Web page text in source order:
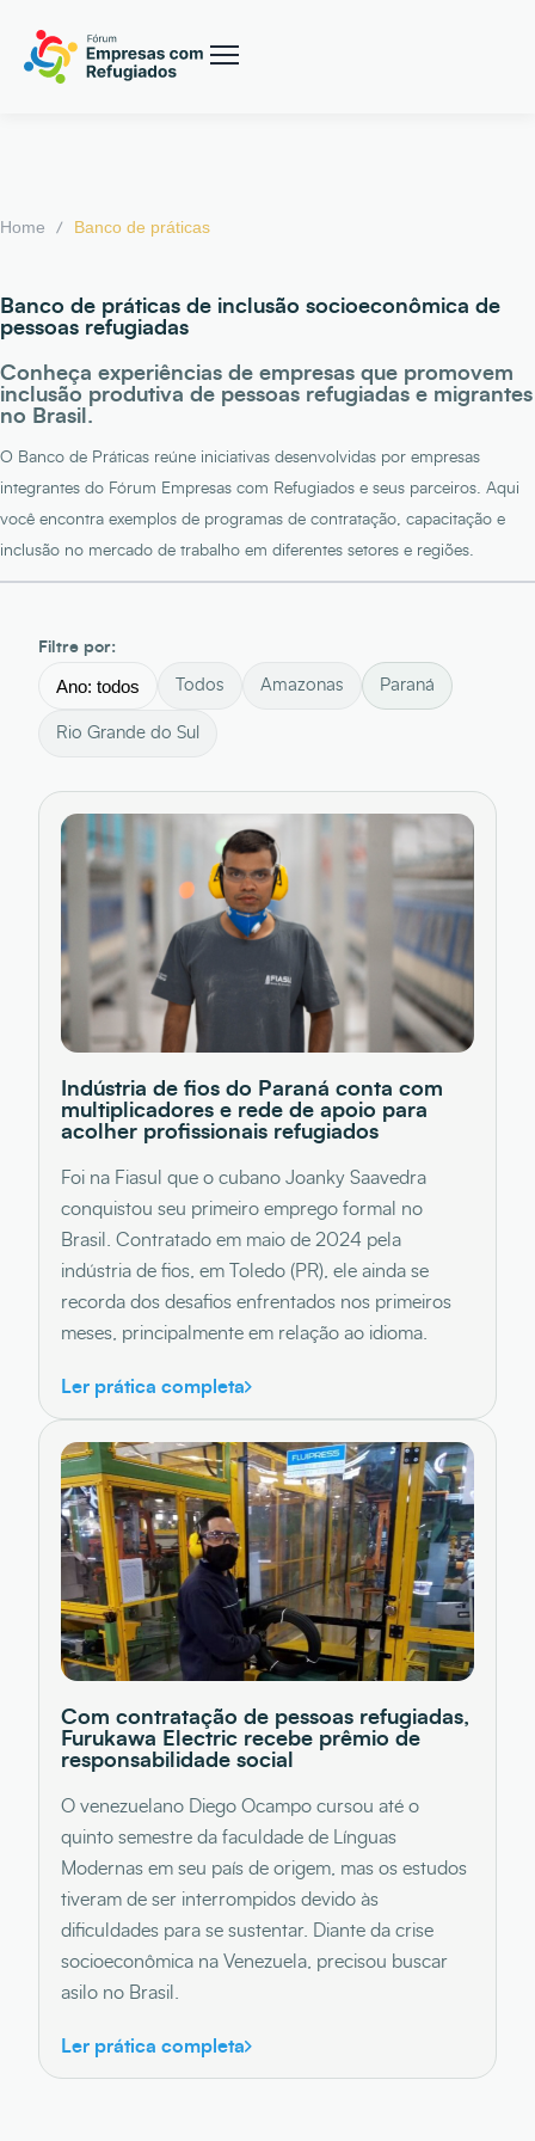
Home / Banco de práticas
Banco de práticas de inclusão socioeconômica de
pessoas refugiadas
Conheça experiências de empresas que promovem
inclusão produtiva de pessoas refugiadas e migrantes
no Brasil.
O Banco de Práticas reúne iniciativas desenvolvidas por empresas
integrantes do Fórum Empresas com Refugiados e seus parceiros. Aqui
você encontra exemplos de programas de contratação, capacitação e
inclusão no mercado de trabalho em diferentes setores e regiões.
Filtre por:
Todos Amazonas Paraná
Rio Grande do Sul
Indústria de fios do Paraná conta com
multiplicadores e rede de apoio para
acolher profissionais refugiados
Foi na Fiasul que o cubano Joanky Saavedra
conquistou seu primeiro emprego formal no
Brasil. Contratado em maio de 2024 pela
indústria de fios, em Toledo (PR), ele ainda se
recorda dos desafios enfrentados nos primeiros
meses, principalmente em relação ao idioma.
Ler prática completa
Com contratação de pessoas refugiadas,
Furukawa Electric recebe prêmio de
responsabilidade social
O venezuelano Diego Ocampo cursou até o
quinto semestre da faculdade de Línguas
Modernas em seu país de origem, mas os estudos
tiveram de ser interrompidos devido às
dificuldades para se sustentar. Diante da crise
socioeconômica na Venezuela, precisou buscar
asilo no Brasil.
Ler prática completa